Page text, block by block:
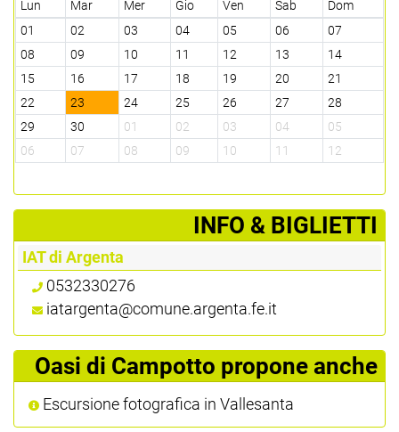
Lun
Mar Mer Gio Ven Sab
Dom
01
02 03 04 05 06
07
08
09 10 11 12 13
14
15
16 17 18 19 20
21
22
23 24 25 26 27
28
29
30 01 02 03 04
05
06
07 08 09 10 11 12
­INFO & BIGLIETTI
IAT di Argenta
0532330276
iatargenta@comune.argenta.fe.it
Oasi di Campotto propone anche
Escursione fotografica in Vallesanta